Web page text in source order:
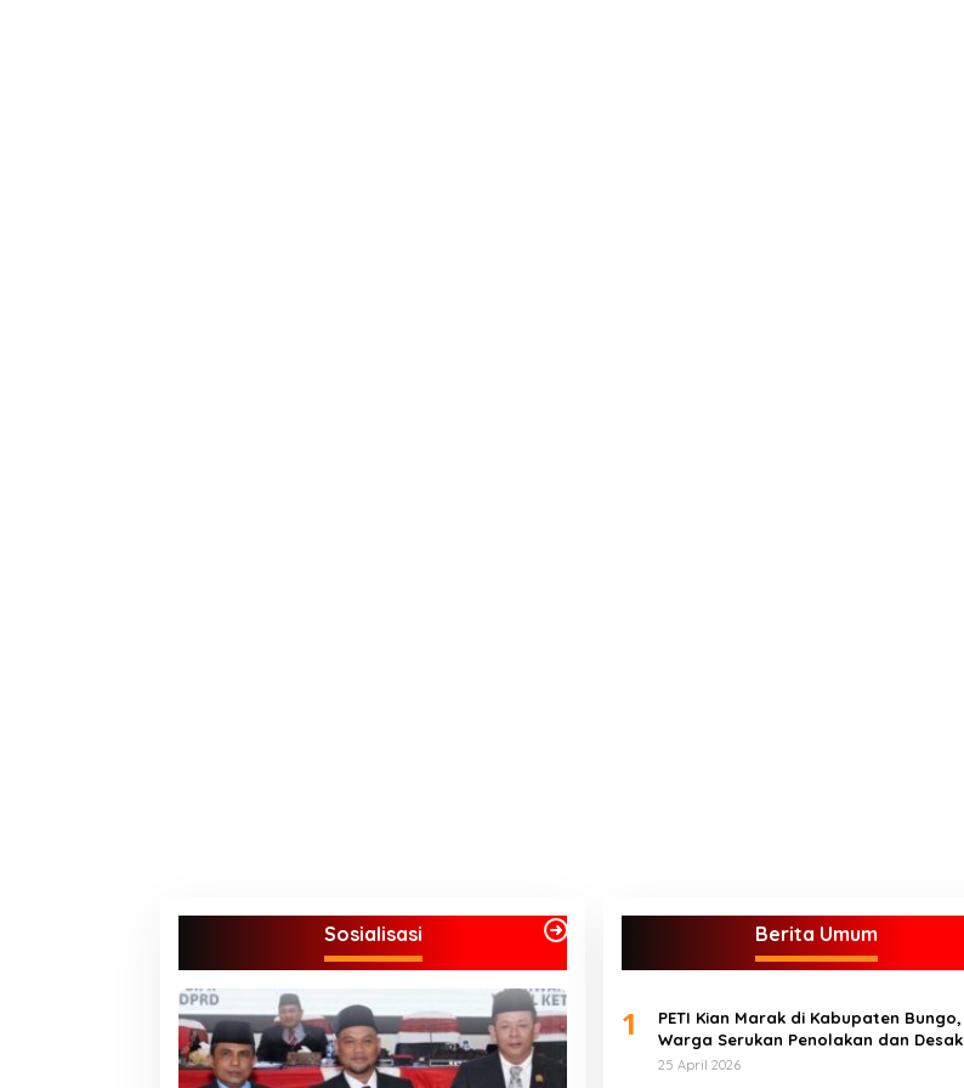
Sosialisasi Berita Umum
1
PETI Kian Marak di Kabupaten Bungo,
Warga Serukan Penolakan dan Desak
Penindakan Tegas Sebelum Bencana
25 April 2026